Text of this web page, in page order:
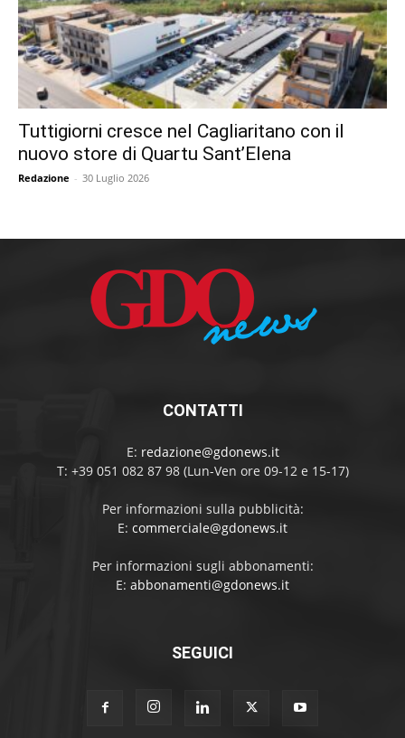
Tuttigiorni cresce nel Cagliaritano con il
nuovo store di Quartu Sant’Elena
Redazione - 30 Luglio 2026
CONTATTI
E: redazione@gdonews.it
T: +39 051 082 87 98 (Lun-Ven ore 09-12 e 15-17)
Per informazioni sulla pubblicità:
E: commerciale@gdonews.it
Per informazioni sugli abbonamenti:
E: abbonamenti@gdonews.it
SEGUICI